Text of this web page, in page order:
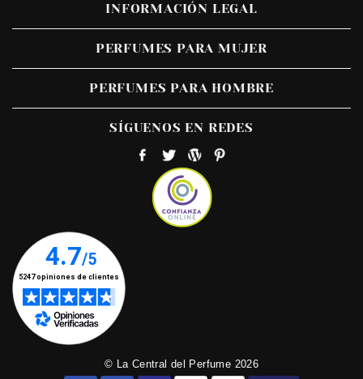
INFORMACIÓN LEGAL
PERFUMES PARA MUJER
PERFUMES PARA HOMBRE
SÍGUENOS EN REDES
© La Central del Perfume 2026